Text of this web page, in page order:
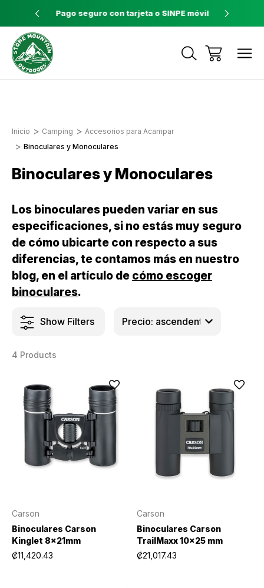
a $60 Pago seguro con tarjeta o SINPE móvil
Inicio Camping
Accesorios para Acampar
Binoculares y Monoculares
Binoculares y Monoculares
Los binoculares pueden variar en sus
especificaciones, si no estás muy seguro
de cómo ubicarte con respecto a sus
diferencias, te contamos más en nuestro
blog, en el artículo de cómo escoger
binoculares.
Show Filters
4 Products
Carson
Binoculares Carson
Kinglet 8x21mm
₡11,420.43
Carson
Binoculares Carson
TrailMaxx 10x25 mm
₡21,017.43